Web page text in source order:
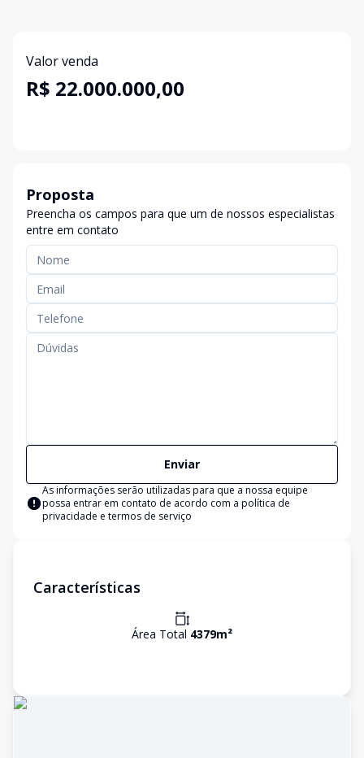
Valor venda
R$ 22.000.000,00
Proposta
Preencha os campos para que um de nossos especialistas
entre em contato
Enviar
As informações serão utilizadas para que a nossa equipe
possa entrar em contato de acordo com a política de
privacidade e termos de serviço
Características
Área Total 4379m²